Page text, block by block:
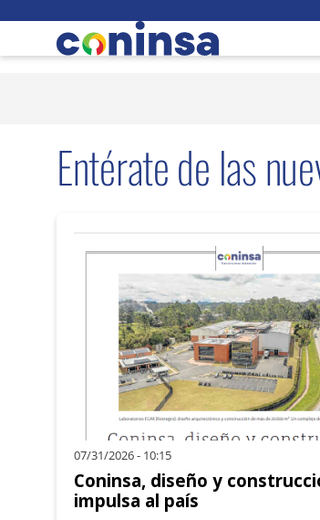
Entérate de las
07/31/2026 - 10:15
Coninsa, diseño y
impulsa al país